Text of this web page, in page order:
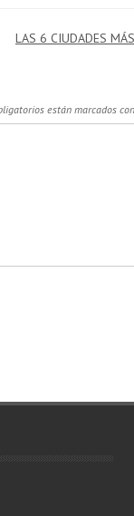
LAS 6 CIUDADES
están marcados con